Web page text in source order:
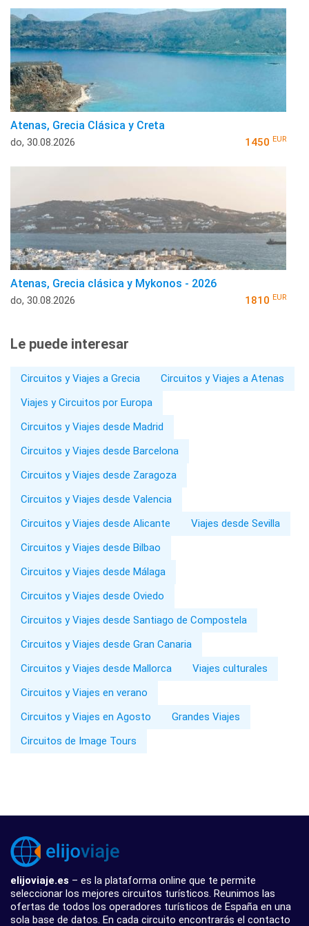
Atenas, Grecia Clásica y Creta
do, 30.08.2026 1450 EUR
Atenas, Grecia clásica y Mykonos - 2026
do, 30.08.2026 1810 EUR
Le puede interesar
Circuitos y Viajes a Grecia
Circuitos y Viajes a Atenas
Viajes y Circuitos por Europa
Circuitos y Viajes desde Madrid
Circuitos y Viajes desde Barcelona
Circuitos y Viajes desde Zaragoza
Circuitos y Viajes desde Valencia
Circuitos y Viajes desde Alicante
Viajes desde Sevilla
Circuitos y Viajes desde Bilbao
Circuitos y Viajes desde Málaga
Circuitos y Viajes desde Oviedo
Circuitos y Viajes desde Santiago de Compostela
Circuitos y Viajes desde Gran Canaria
Circuitos y Viajes desde Mallorca
Viajes culturales
Circuitos y Viajes en verano
Circuitos y Viajes en Agosto
Grandes Viajes
Circuitos de Image Tours
elijoviaje.es – es la plataforma online que te permite
seleccionar los mejores circuitos turísticos. Reunimos las
ofertas de todos los operadores turísticos de España en una
sola base de datos. En cada circuito encontrarás el contacto